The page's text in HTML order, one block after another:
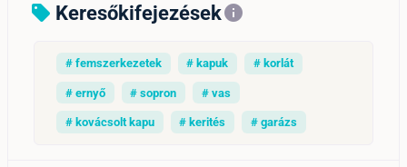
sell Keresőkifejezésekinfo
# femszerkezetek # kapuk # korlát
# ernyő # sopron # vas
# kovácsolt kapu # kerités # garázs